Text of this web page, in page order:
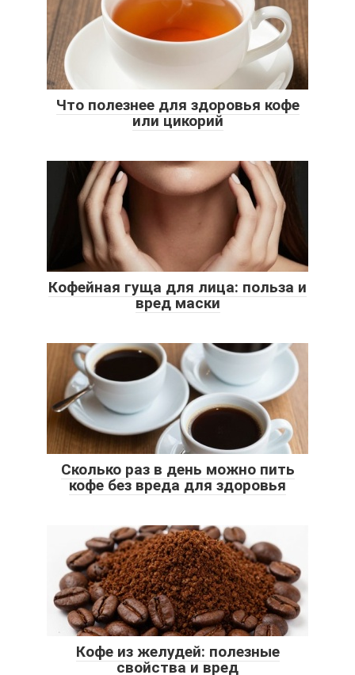
Что полезнее для здоровья кофе
или цикорий
Кофейная гуща для лица: польза и
вред маски
Сколько раз в день можно пить
кофе без вреда для здоровья
Кофе из желудей: полезные
свойства и вред